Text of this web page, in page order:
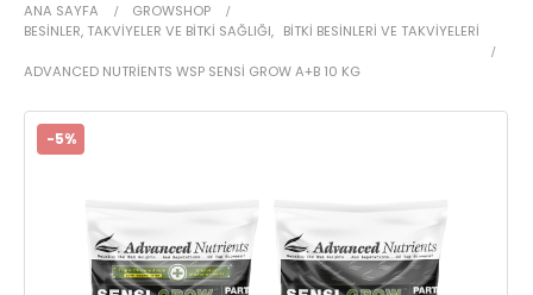
ANA SAYFA
GROWSHOP
BESINLER, TAKVIYELER VE BITKI SAĞLIĞI, BITKI BESINLERI VE TAKVIYELERI
ADVANCED NUTRIENTS WSP SENSI GROW A+B 10 KG
-5%